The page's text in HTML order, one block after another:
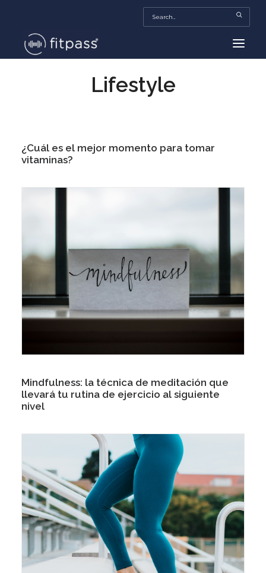
FITPASS TV
Lifestyle
¿Cuál es el mejor momento para tomar
vitaminas?
Mindfulness: la técnica de meditación que
llevará tu rutina de ejercicio al siguiente
nivel